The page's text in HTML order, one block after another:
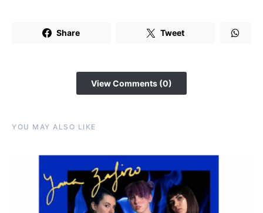
Share Tweet
View Comments (0)
YOU MAY ALSO LIKE